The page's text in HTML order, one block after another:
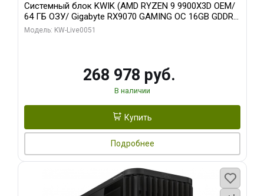
Системный блок KWIK (AMD RYZEN 9 9900X3D OEM/
64 ГБ ОЗУ/ Gigabyte RX9070 GAMING OC 16GB GDDR6
256bit 2xDP 2xH/ 960 ГБ SSD)
Модель: KW-Live0051
268 978 руб.
В наличии
Купить
Подробнее